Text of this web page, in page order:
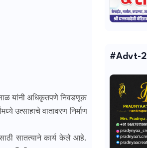
यांनी अधिकृतपणे निवडणूक
उत्साहाचे वातावरण निर्माण
सातत्याने कार्य केले आहे.
#Advt-2